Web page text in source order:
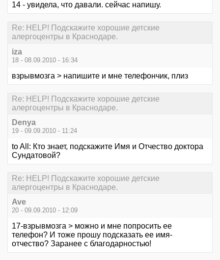
14 - увидела, что давали. сейчас напишу.
Re: HELP! Подскажите хорошие детские
алергоцентры в Краснодаре.
iza
18 - 08.09.2010 - 16:34
взрывмозга > напишите и мне телефончик, плиз
Re: HELP! Подскажите хорошие детские
алергоцентры в Краснодаре.
Denya
19 - 09.09.2010 - 11:24
to All: Кто знает, подскажите Имя и Отчество доктора
Сундатовой?
Re: HELP! Подскажите хорошие детские
алергоцентры в Краснодаре.
Ave
20 - 09.09.2010 - 12:09
17-взрывмозга > можно и мне попросить ее
телефон? И тоже прошу подсказать ее имя-
отчество? Заранее с благодарностью!